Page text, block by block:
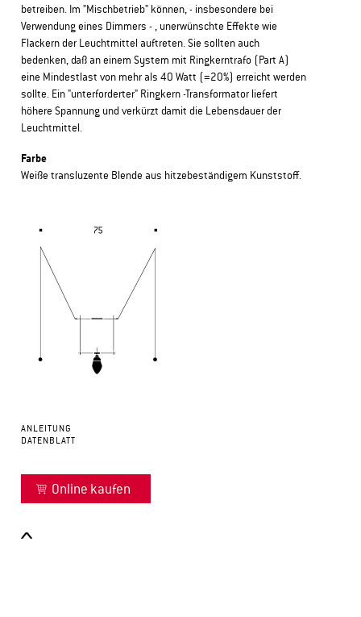
betreiben. Im "Mischbetrieb" können, - insbesondere bei
Verwendung eines Dimmers - , unerwünschte Effekte wie
Flackern der Leuchtmittel auftreten. Sie sollten auch
bedenken, daß an einem System mit Ringkerntrafo (Part A)
eine Mindestlast von mehr als 40 Watt (=20%) erreicht werden
sollte. Ein "unterforderter" Ringkern -Transformator liefert
höhere Spannung und verkürzt damit die Lebensdauer der
Leuchtmittel.
Farbe
Weiße transluzente Blende aus hitzebeständigem Kunststoff.
ANLEITUNG
DATENBLATT
Online kaufen